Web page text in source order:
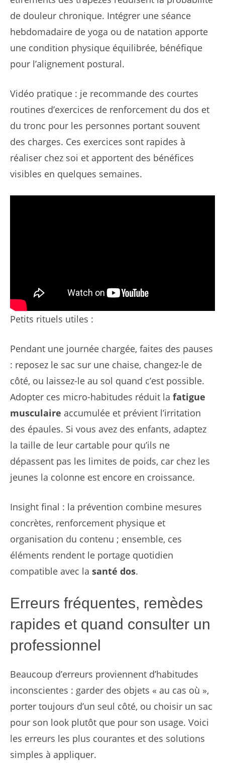
de douleur chronique. Intégrer une séance
hebdomadaire de yoga ou de natation apporte
une condition physique équilibrée, bénéfique
pour l’alignement postural.
Vidéo pratique : je recommande des courtes
routines d’exercices de renforcement du dos et
du tronc pour les personnes portant souvent
des charges. Ces exercices sont rapides à
réaliser chez soi et apportent des bénéfices
visibles en quelques semaines.
Petits rituels utiles :
Pendant une journée chargée, faites des pauses
: reposez le sac sur une chaise, changez-le de
côté, ou laissez-le au sol quand c’est possible.
Adopter ces micro-habitudes réduit la fatigue
musculaire accumulée et prévient l’irritation
des épaules. Si vous avez des enfants, adaptez
la taille de leur cartable pour qu’ils ne
dépassent pas les limites de poids, car chez les
jeunes la colonne est encore en croissance.
Insight final : la prévention combine mesures
concrètes, renforcement physique et
organisation du contenu ; ensemble, ces
éléments rendent le portage quotidien
compatible avec la santé dos.
Erreurs fréquentes, remèdes
rapides et quand consulter un
professionnel
Beaucoup d’erreurs proviennent d’habitudes
inconscientes : garder des objets « au cas où »,
porter toujours d’un seul côté, ou choisir un sac
pour son look plutôt que pour son usage. Voici
les erreurs les plus courantes et des solutions
simples à appliquer.